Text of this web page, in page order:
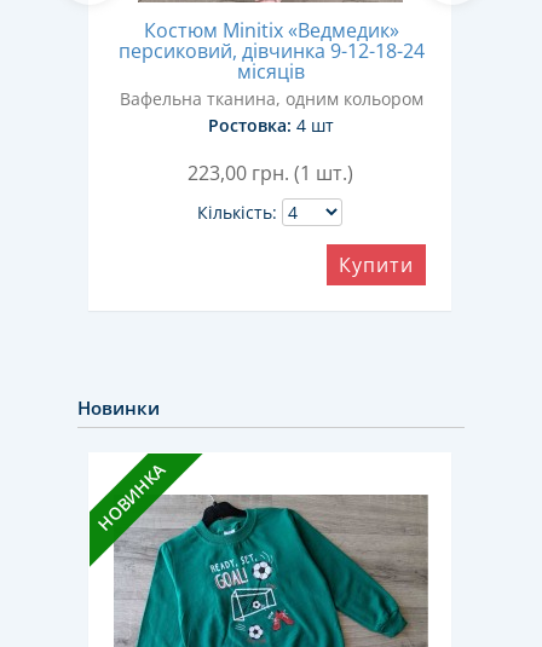
Костюм Minitix «Ведмедик»
персиковий, дівчинка 9-12-18-24
місяців
Вафельна тканина, одним кольором
Ростовка: 4 шт
223,00 грн. (1 шт.)
Кількість:
Купити
Новинки
НОВИНКА